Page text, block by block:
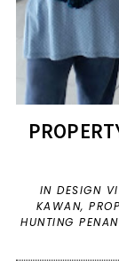
INDESIGN
KAWAN,
HUNTING